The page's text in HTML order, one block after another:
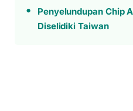
Penyelundupan Chip
Diselidiki Taiwan